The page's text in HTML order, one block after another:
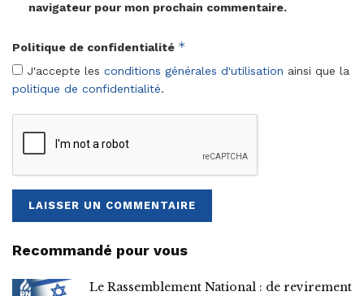
navigateur pour mon prochain commentaire.
Politique de confidentialité *
J'accepte les conditions générales d'utilisation ainsi que la
politique de confidentialité.
Recommandé pour vous
Le Rassemblement National : de revirement